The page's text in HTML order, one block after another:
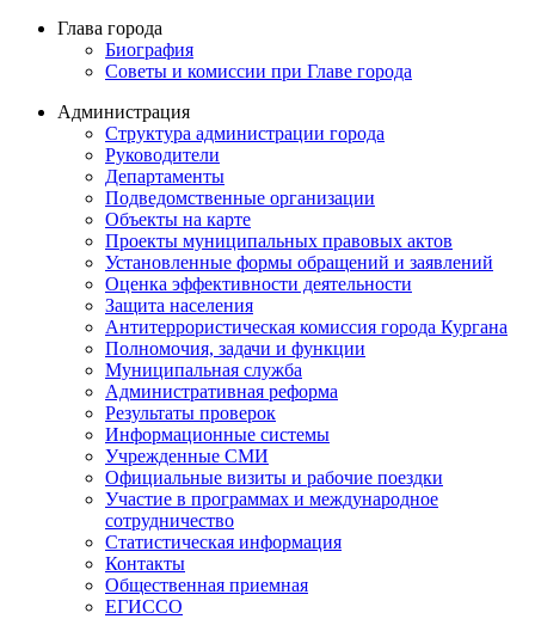
Глава города
Биография
Советы и комиссии при Главе города
Администрация
Структура администрации города
Руководители
Департаменты
Подведомственные организации
Объекты на карте
Проекты муниципальных правовых актов
Установленные формы обращений и заявлений
Оценка эффективности деятельности
Защита населения
Антитеррористическая комиссия города Кургана
Полномочия, задачи и функции
Муниципальная служба
Административная реформа
Результаты проверок
Информационные системы
Учрежденные СМИ
Официальные визиты и рабочие поездки
Участие в программах и международное
сотрудничество
Статистическая информация
Контакты
Общественная приемная
ЕГИССО